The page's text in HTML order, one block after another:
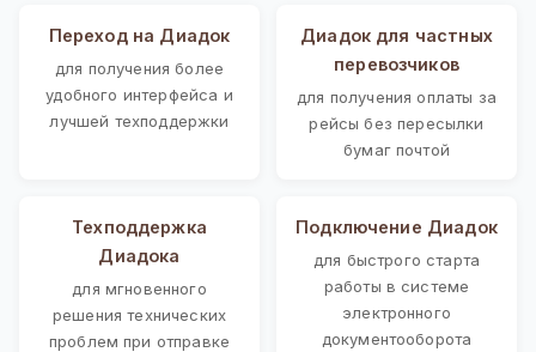
Переход на Диадок
для получения более
удобного интерфейса и
лучшей техподдержки
Диадок для частных
перевозчиков
для получения оплаты за
рейсы без пересылки
бумаг почтой
Техподдержка
Диадока
для мгновенного
решения технических
проблем при отправке
Подключение Диадок
для быстрого старта
работы в системе
электронного
документооборота